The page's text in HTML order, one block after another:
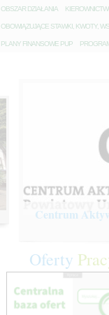
OBSZAR DZIAŁANIA K
OBOWIĄZUJĄCE STAWKI, KWOTY,
PLANY FINANSOWE PUP P
Centrum
Oferty